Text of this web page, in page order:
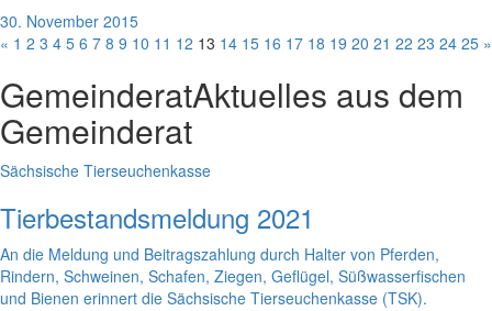
30. November 2015
« 1 2 3 4 5 6 7 8 9 10 11 12 13 14 15 16 17 18 19 20 21 22 23 24 25 »
GemeinderatAktuelles aus dem
Gemeinderat
Sächsische Tierseuchenkasse
Tierbestandsmeldung 2021
An die Meldung und Beitragszahlung durch Halter von Pferden,
Rindern, Schweinen, Schafen, Ziegen, Geflügel, Süßwasserfischen
und Bienen erinnert die Sächsische Tierseuchenkasse (TSK).